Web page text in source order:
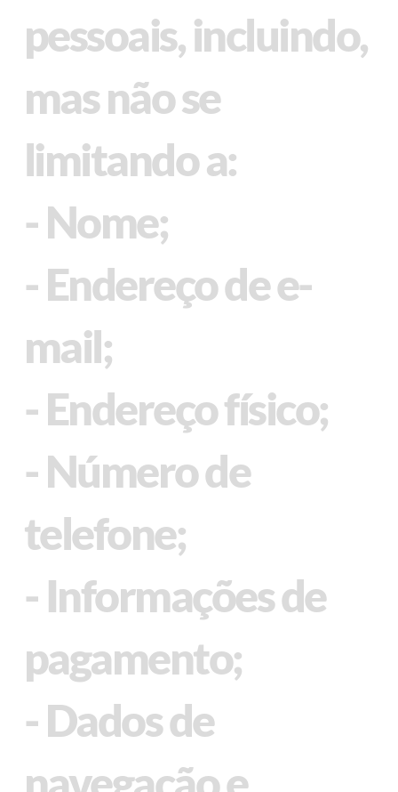
pessoais, incluindo,
mas não se
limitando a:
- Nome;
- Endereço de e-
mail;
- Endereço físico;
- Número de
telefone;
- Informações de
pagamento;
- Dados de